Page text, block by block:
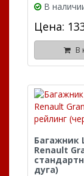
В
Цена:
В
Багажник
Renault
дуга)